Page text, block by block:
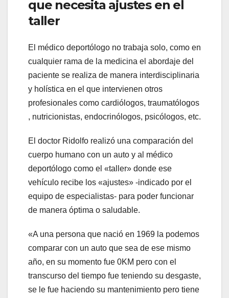
que necesita ajustes en el
taller
El médico deportólogo no trabaja solo, como en
cualquier rama de la medicina el abordaje del
paciente se realiza de manera interdisciplinaria
y holística en el que intervienen otros
profesionales como cardiólogos, traumatólogos
, nutricionistas, endocrinólogos, psicólogos, etc.
El doctor Ridolfo realizó una comparación del
cuerpo humano con un auto y al médico
deportólogo como el «taller» donde ese
vehículo recibe los «ajustes» -indicado por el
equipo de especialistas- para poder funcionar
de manera óptima o saludable.
«A una persona que nació en 1969 la podemos
comparar con un auto que sea de ese mismo
año, en su momento fue 0KM pero con el
transcurso del tiempo fue teniendo su desgaste,
se le fue haciendo su mantenimiento pero tiene